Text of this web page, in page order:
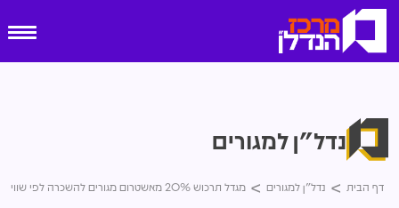
נדל"ן למגורים
דף הבית נדל"ן למגורים מגדל תרכוש 20% מאשטרום מגורים להשכרה לפי שווי של 2.26 מיליארד שקל